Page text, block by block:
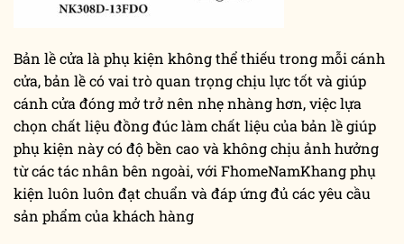
Bản lề cửa là phụ kiện không thể thiếu trong mỗi cánh
cửa, bản lề có vai trò quan trọng chịu lực tốt và giúp
cánh cửa đóng mở trở nên nhẹ nhàng hơn, việc lựa
chọn chất liệu đồng đúc làm chất liệu của bản lề giúp
phụ kiện này có độ bền cao và không chịu ảnh hưởng
từ các tác nhân bên ngoài, với FhomeNamKhang phụ
kiện luôn luôn đạt chuẩn và đáp ứng đủ các yêu cầu
sản phẩm của khách hàng